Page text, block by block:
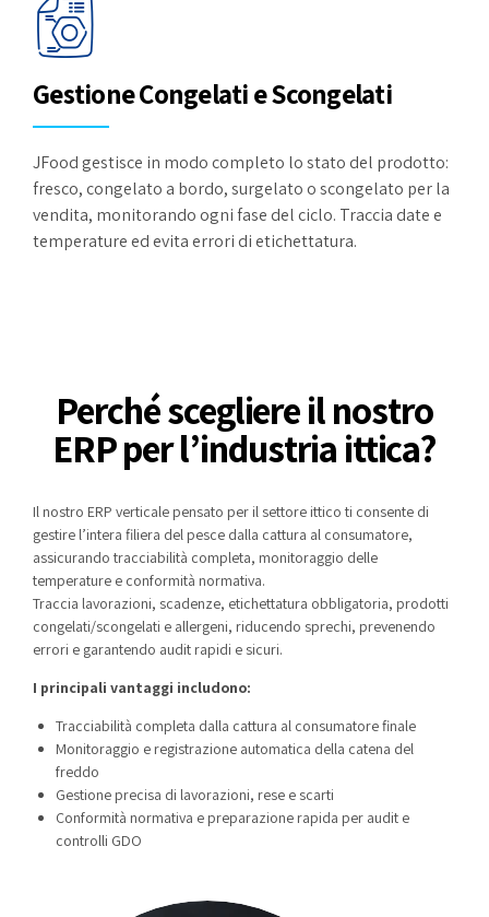
Gestione Congelati e Scongelati
JFood gestisce in modo completo lo stato del prodotto:
fresco, congelato a bordo, surgelato o scongelato per la
vendita, monitorando ogni fase del ciclo. Traccia date e
temperature ed evita errori di etichettatura.
Perché scegliere il nostro
ERP per l’industria ittica?
Il nostro ERP verticale pensato per il settore ittico ti consente di
gestire l’intera filiera del pesce dalla cattura al consumatore,
assicurando tracciabilità completa, monitoraggio delle
temperature e conformità normativa.
Traccia lavorazioni, scadenze, etichettatura obbligatoria, prodotti
congelati/scongelati e allergeni, riducendo sprechi, prevenendo
errori e garantendo audit rapidi e sicuri.
I principali vantaggi includono:
Tracciabilità completa dalla cattura al consumatore finale
Monitoraggio e registrazione automatica della catena del
freddo
Gestione precisa di lavorazioni, rese e scarti
Conformità normativa e preparazione rapida per audit e
controlli GDO